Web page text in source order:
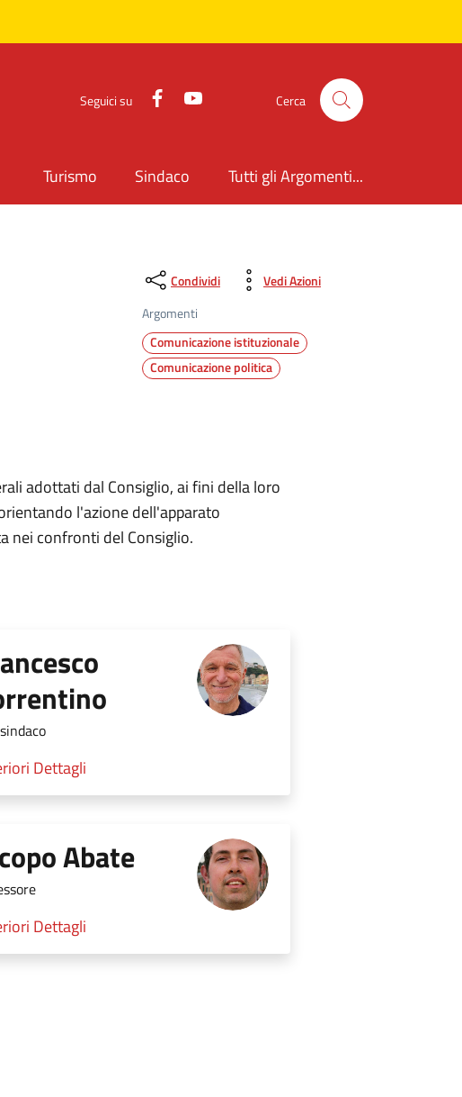
Seguici su Facebook Cerca
Turismo Sindaco Tutti gli Argomenti...
Condividi
Vedi Azioni
Argomenti
Comunicazione istituzionale
Comunicazione politica
adottati dal Consiglio, ai fini della loro
l'azione dell'apparato
nei confronti del Consiglio.
Dettagli
Abate
Dettagli